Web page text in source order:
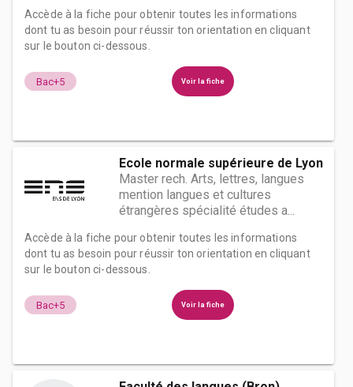
Accède à la fiche pour obtenir toutes les informations
dont tu as besoin pour réussir ton orientation en cliquant
sur le bouton ci-dessous.
Bac+5 Voir la fiche
Ecole normale supérieure de Lyon
Master rech. Arts, lettres, langues
mention langues et cultures
étrangères spécialité études a...
Accède à la fiche pour obtenir toutes les informations
dont tu as besoin pour réussir ton orientation en cliquant
sur le bouton ci-dessous.
Bac+5 Voir la fiche